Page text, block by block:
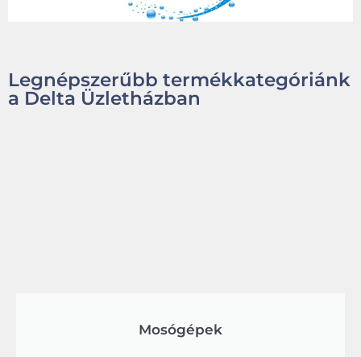
Legnépszerűbb termékkategóriánk
a Delta Üzletházban
Mosógépek